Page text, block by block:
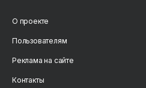
О проекте
Пользователям
Реклама на сайте
Контакты